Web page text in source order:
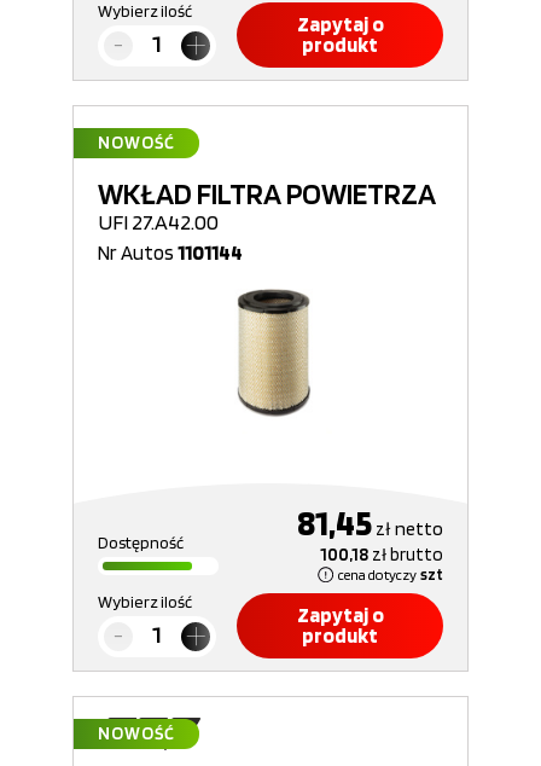
Wybierz ilość
Zapytaj o
produkt
NOWOŚĆ
WKŁAD FILTRA POWIETRZA
UFI 27.A42.00
Nr Autos 1101144
Dostępność 81,45 złnetto
100,18 złbrutto
cena dotyczy szt
Wybierz ilość
Zapytaj o
produkt
NOWOŚĆ